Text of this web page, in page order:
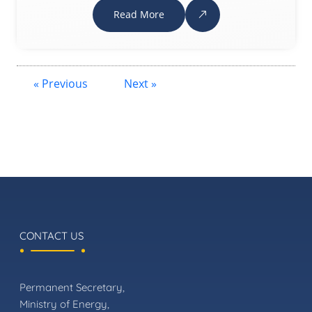
Read More
« Previous Next »
CONTACT US
Permanent Secretary,
Ministry of Energy,